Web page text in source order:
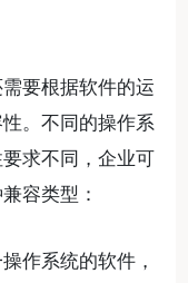
要根据软件的运
。不同的操作系
求不同，企业可
容类型：
作系统的软件，